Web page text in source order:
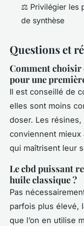
⚖️ Privilégier les
de synthèse
Questions et
Comment choisir
pour une
Il est conseillé de
elles sont moins
doser. Les
conviennent mieux
qui maîtrisent leur
Le cbd puissant
huile classique ?
Pas
parfois plus élevé,
que l’on en utilise